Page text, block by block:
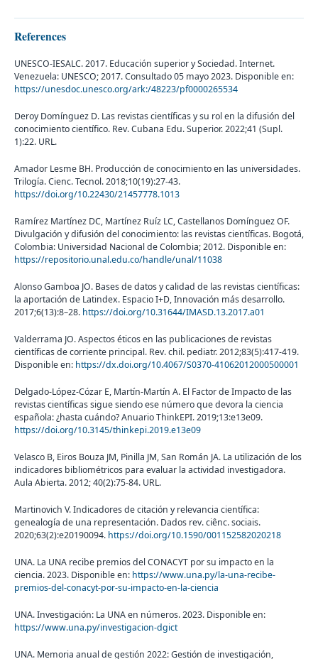
References
UNESCO-IESALC. 2017. Educación superior y Sociedad. Internet.
Venezuela: UNESCO; 2017. Consultado 05 mayo 2023. Disponible en:
https://unesdoc.unesco.org/ark:/48223/pf0000265534
Deroy Domínguez D. Las revistas científicas y su rol en la difusión del
conocimiento científico. Rev. Cubana Edu. Superior. 2022;41 (Supl.
1):22. URL.
Amador Lesme BH. Producción de conocimiento en las universidades.
Trilogía. Cienc. Tecnol. 2018;10(19):27-43.
https://doi.org/10.22430/21457778.1013
Ramírez Martínez DC, Martínez Ruíz LC, Castellanos Domínguez OF.
Divulgación y difusión del conocimiento: las revistas científicas. Bogotá,
Colombia: Universidad Nacional de Colombia; 2012. Disponible en:
https://repositorio.unal.edu.co/handle/unal/11038
Alonso Gamboa JO. Bases de datos y calidad de las revistas científicas:
la aportación de Latindex. Espacio I+D, Innovación más desarrollo.
2017;6(13):8–28. https://doi.org/10.31644/IMASD.13.2017.a01
Valderrama JO. Aspectos éticos en las publicaciones de revistas
científicas de corriente principal. Rev. chil. pediatr. 2012;83(5):417-419.
Disponible en: https://dx.doi.org/10.4067/S0370-41062012000500001
Delgado-López-Cózar E, Martín-Martín A. El Factor de Impacto de las
revistas científicas sigue siendo ese número que devora la ciencia
española: ¿hasta cuándo? Anuario ThinkEPI. 2019;13:e13e09.
https://doi.org/10.3145/thinkepi.2019.e13e09
Velasco B, Eiros Bouza JM, Pinilla JM, San Román JA. La utilización de los
indicadores bibliométricos para evaluar la actividad investigadora.
Aula Abierta. 2012; 40(2):75-84. URL.
Martinovich V. Indicadores de citación y relevancia científica:
genealogía de una representación. Dados rev. ciênc. sociais.
2020;63(2):e20190094. https://doi.org/10.1590/001152582020218
UNA. La UNA recibe premios del CONACYT por su impacto en la
ciencia. 2023. Disponible en: https://www.una.py/la-una-recibe-
premios-del-conacyt-por-su-impacto-en-la-ciencia
UNA. Investigación: La UNA en números. 2023. Disponible en:
https://www.una.py/investigacion-dgict
UNA. Memoria anual de gestión 2022: Gestión de investigación,